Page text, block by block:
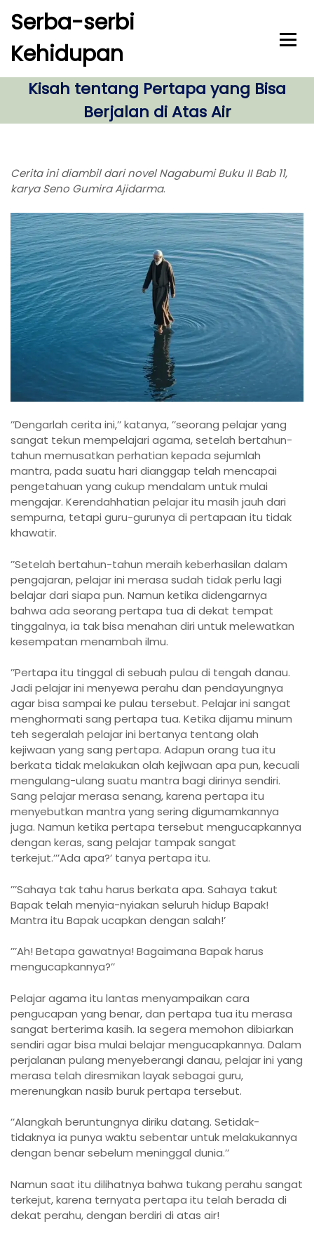
Serba-serbi
Kehidupan
Kisah tentang Pertapa yang Bisa
Berjalan di Atas Air
Cerita ini diambil dari novel Nagabumi Buku II Bab 11,
karya Seno Gumira Ajidarma.
’’Dengarlah cerita ini,’’ katanya, ’’seorang pelajar yang
sangat tekun mempelajari agama, setelah bertahun-
tahun memusatkan perhatian kepada sejumlah
mantra, pada suatu hari dianggap telah mencapai
pengetahuan yang cukup mendalam untuk mulai
mengajar. Kerendahhatian pelajar itu masih jauh dari
sempurna, tetapi guru-gurunya di pertapaan itu tidak
khawatir.
’’Setelah bertahun-tahun meraih keberhasilan dalam
pengajaran, pelajar ini merasa sudah tidak perlu lagi
belajar dari siapa pun. Namun ketika didengarnya
bahwa ada seorang pertapa tua di dekat tempat
tinggalnya, ia tak bisa menahan diri untuk melewatkan
kesempatan menambah ilmu.
’’Pertapa itu tinggal di sebuah pulau di tengah danau.
Jadi pelajar ini menyewa perahu dan pendayungnya
agar bisa sampai ke pulau tersebut. Pelajar ini sangat
menghormati sang pertapa tua. Ketika dijamu minum
teh segeralah pelajar ini bertanya tentang olah
kejiwaan yang sang pertapa. Adapun orang tua itu
berkata tidak melakukan olah kejiwaan apa pun, kecuali
mengulang-ulang suatu mantra bagi dirinya sendiri.
Sang pelajar merasa senang, karena pertapa itu
menyebutkan mantra yang sering digumamkannya
juga. Namun ketika pertapa tersebut mengucapkannya
dengan keras, sang pelajar tampak sangat
terkejut.’’’Ada apa?’ tanya pertapa itu.
’’’Sahaya tak tahu harus berkata apa. Sahaya takut
Bapak telah menyia-nyiakan seluruh hidup Bapak!
Mantra itu Bapak ucapkan dengan salah!’
’’’Ah! Betapa gawatnya! Bagaimana Bapak harus
mengucapkannya?’’
Pelajar agama itu lantas menyampaikan cara
pengucapan yang benar, dan pertapa tua itu merasa
sangat berterima kasih. Ia segera memohon dibiarkan
sendiri agar bisa mulai belajar mengucapkannya. Dalam
perjalanan pulang menyeberangi danau, pelajar ini yang
merasa telah diresmikan layak sebagai guru,
merenungkan nasib buruk pertapa tersebut.
’’Alangkah beruntungnya diriku datang. Setidak-
tidaknya ia punya waktu sebentar untuk melakukannya
dengan benar sebelum meninggal dunia.’’
Namun saat itu dilihatnya bahwa tukang perahu sangat
terkejut, karena ternyata pertapa itu telah berada di
dekat perahu, dengan berdiri di atas air!